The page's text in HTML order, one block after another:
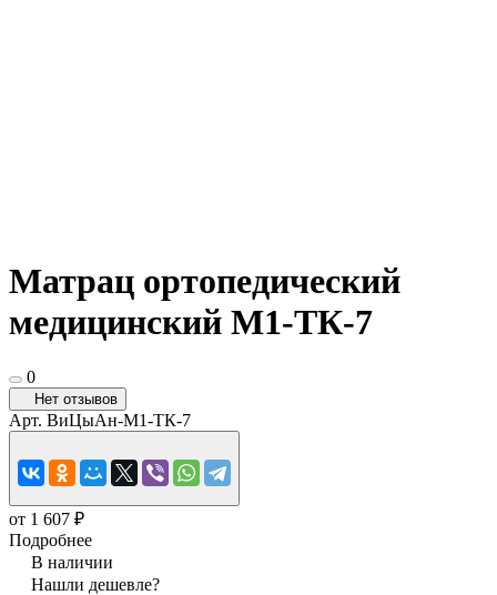
Матрац ортопедический
медицинский М1-ТК-7
0
Нет отзывов
Арт. ВиЦыАн-М1-ТК-7
от 1 607 ₽
Подробнее
В наличии
Нашли дешевле?